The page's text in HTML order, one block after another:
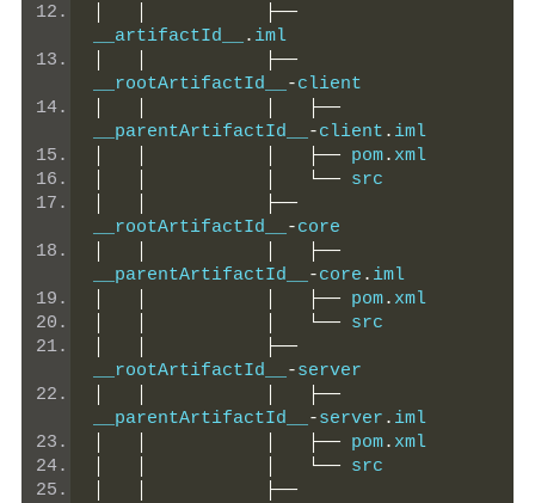
├──
__artifactId__
. iml
├──
__rootArtifactId__
-client
├──
__parentArtifactId__
-client . iml
├── pom. xml
└── src
├──
__rootArtifactId__
-core
├──
__parentArtifactId__
-core . iml
├── pom. xml
└── src
├──
__rootArtifactId__
-server
├──
__parentArtifactId__
-server . iml
├── pom. xml
└── src
├──